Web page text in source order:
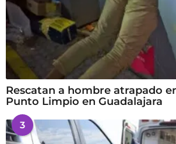
Rescatan a hombre atrapado
Punto Limpio en Guadalajara
3